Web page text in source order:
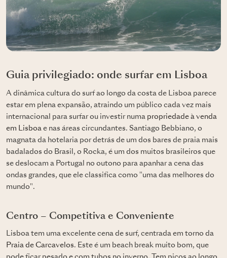
Guia privilegiado: onde surfar em Lisboa
A dinâmica cultura do surf ao longo da costa de Lisboa parece
estar em plena expansão, atraindo um público cada vez mais
internacional para surfar ou investir numa propriedade à venda
em Lisboa e nas áreas circundantes. Santiago Bebbiano, o
magnata da hotelaria por detrás de um dos bares de praia mais
badalados do Brasil, o Rocka, é um dos muitos brasileiros que
se deslocam a Portugal no outono para apanhar a cena das
ondas grandes, que ele classifica como "uma das melhores do
mundo".
Centro – Competitiva e Conveniente
Lisboa tem uma excelente cena de surf, centrada em torno da
Praia de Carcavelos. Este é um beach break muito bom, que